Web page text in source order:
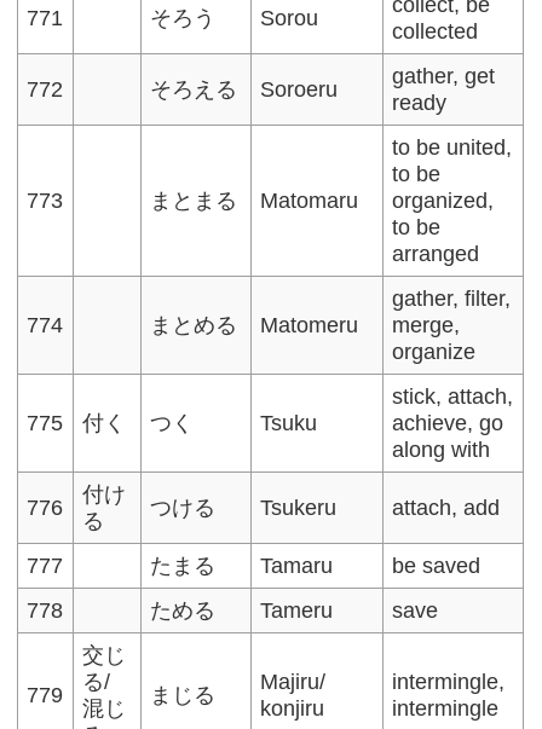
771 そろう Sorou
collected
772 そろえる Soroeru
gather, get
ready
773 まとまる Matomaru
to be united,
to be
organized,
to be
arranged
774 まとめる Matomeru
gather, filter,
merge,
organize
775 付く つく Tsuku
stick, attach,
achieve, go
along with
776
付け
る
つける Tsukeru attach, add
777 たまる Tamaru
be saved
778
ためる Tameru save
779
交じ
る/
混じ
まじる
Majiru/
konjiru
intermingle,
intermingle